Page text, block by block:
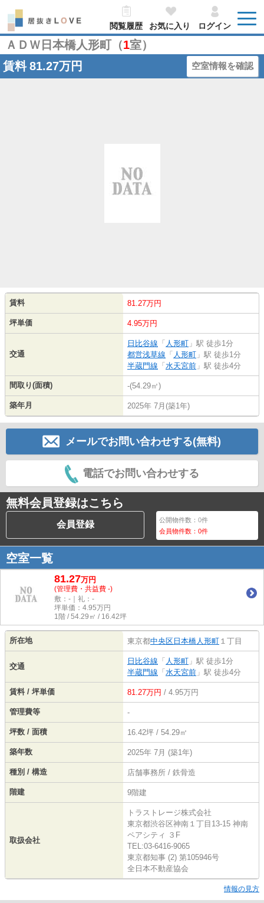
閲覧履歴 お気に入り ログイン
ＡＤＷ日本橋人形町（1室）
賃料 81.27万円 空室情報を確認
賃料 81.27万円
坪単価 4.95万円
交通
日比谷線 「 人形町 」駅 徒歩1分
都営浅草線 「 人形町 」駅 徒歩1分
半蔵門線 「 水天宮前 」駅 徒歩4分
間取り(面積) -(54.29㎡)
築年月 2025年 7月(築1年)
メールでお問い合わせする(無料)
電話でお問い合わせする
無料会員登録はこちら
会員登録 公開物件数：0件
会員物件数：0件
空室一覧
81.27万円
(管理費・共益費 -)
敷：-｜礼：-
坪単価： 4.95万円
1階 / 54.29㎡ / 16.42坪
所在地 東京都中央区 日本橋人形町 １丁目
交通
日比谷線 「 人形町 」駅 徒歩1分
半蔵門線 「 水天宮前 」駅 徒歩4分
賃料 / 坪単価 81.27万円 / 4.95万円
管理費等 -
坪数 / 面積 16.42坪 / 54.29㎡
築年数 2025年 7月 (築1年)
種別 / 構造 店舗事務所 / 鉄骨造
階建 9階建
取扱会社
トラストレージ株式会社
東京都渋谷区神南１丁目13-15 神南
ペアシティ ３F
TEL:03-6416-9065
東京都知事 (2) 第105946号
全日本不動産協会
情報の見方